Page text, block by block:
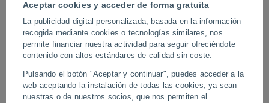
Aceptar cookies y acceder de forma gratuita
La publicidad digital personalizada, basada en la información
recogida mediante cookies o tecnologías similares, nos
permite financiar nuestra actividad para seguir ofreciéndote
contenido con altos estándares de calidad sin coste.
Pulsando el botón "Aceptar y continuar", puedes acceder a la
web aceptando la instalación de todas las cookies, ya sean
nuestras o de nuestros socios, que nos permiten el
¡Una colina colapsa en Hazaribag,
India! La ladera cedió tras las lluvias;
desatando el pánico entre los vecinos